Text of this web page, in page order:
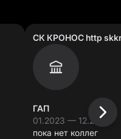
СК КРОНОС http
ГАП
01.2023 — 12.2023
пока нет коллег